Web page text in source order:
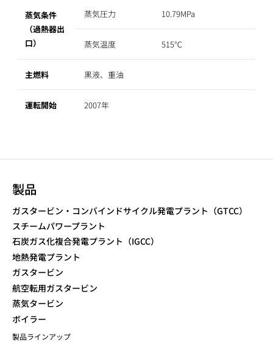
蒸気条件
（過熱器出
口）
蒸気圧力 10.79MPa
蒸気温度 515℃
主燃料 黒液、重油
運転開始 2007年
製品
ガスタービン・コンバインドサイクル発電プラント（GTCC）
スチームパワープラント
石炭ガス化複合発電プラント（IGCC）
地熱発電プラント
ガスタービン
航空転用ガスタービン
蒸気タービン
ボイラー
製品ラインアップ